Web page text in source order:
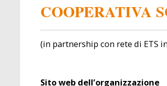
COOPERATIVA
(in partnership con rete di ETS
Sito web dell’organizzazione